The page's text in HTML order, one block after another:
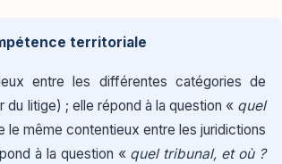
territoriale
entre les différentes catégories de
du litige) ; elle répond à la question « quel
le même contentieux entre les juridictions
à la question « quel tribunal, et où ?